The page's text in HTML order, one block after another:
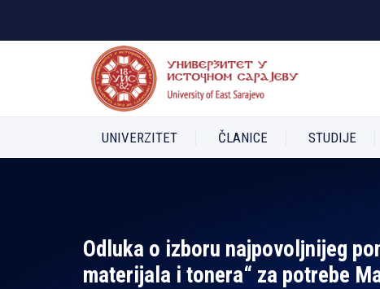
UNIVERZITET ČLANICE STUDIJE
Odluka o izboru najpovolјnijeg
materijala i tonera“ za potrebe